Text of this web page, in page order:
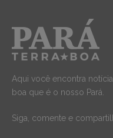
Aqui você encontra
boa que é o nosso Pará.
Siga, comente e